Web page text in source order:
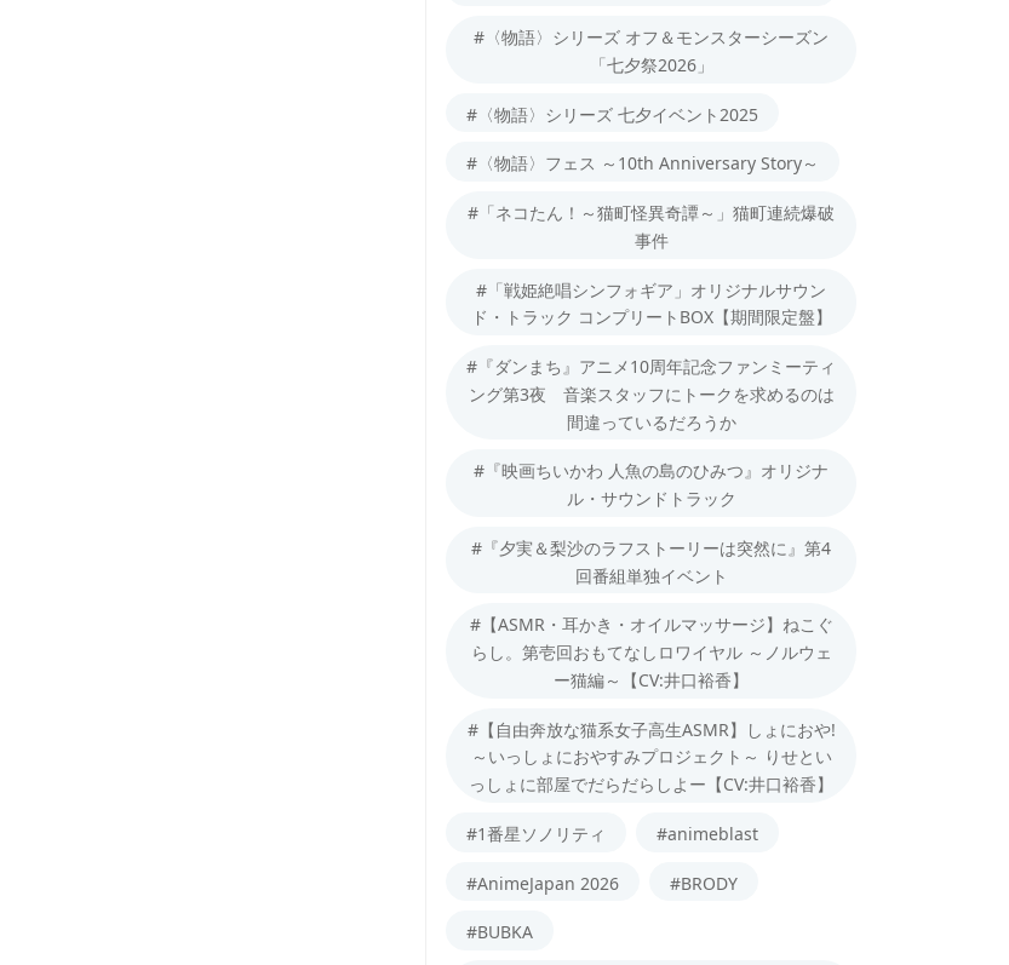
#〈物語〉シリーズ オフ＆モンスターシーズン
「七夕祭2026」
#〈物語〉シリーズ 七夕イベント2025
#〈物語〉フェス ～10th Anniversary Story～
#「ネコたん！～猫町怪異奇譚～」猫町連続爆破
事件
#「戦姫絶唱シンフォギア」オリジナルサウン
ド・トラック コンプリートBOX【期間限定盤】
#『ダンまち』アニメ10周年記念ファンミーティ
ング第3夜 音楽スタッフにトークを求めるのは
間違っているだろうか
#『映画ちいかわ 人魚の島のひみつ』オリジナ
ル・サウンドトラック
#『夕実＆梨沙のラフストーリーは突然に』第4
回番組単独イベント
#【ASMR・耳かき・オイルマッサージ】ねこぐ
らし。第壱回おもてなしロワイヤル ～ノルウェ
ー猫編～【CV:井口裕香】
#【自由奔放な猫系女子高生ASMR】しょにおや!
～いっしょにおやすみプロジェクト～ りせとい
っしょに部屋でだらだらしよー【CV:井口裕香】
#1番星ソノリティ #animeblast
#AnimeJapan 2026 #BRODY
#BUBKA